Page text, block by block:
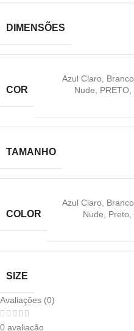
DIMENSÕES
COR
Azul Claro Branco
Nude
‎PRETO
TAMANHO
COLOR
Azul Claro Branco
Nude
Preto
SIZE
Avaliações (0)
0 avaliação